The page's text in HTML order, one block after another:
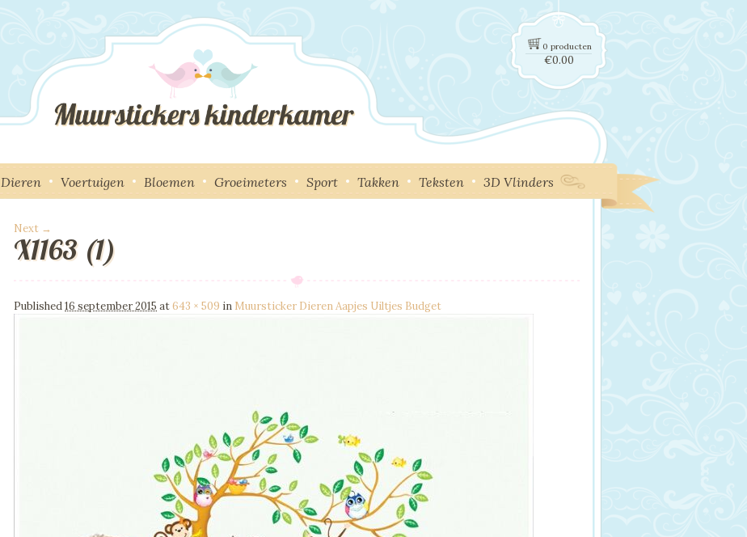
0 producten
€0.00
Dieren Voertuigen Bloemen Groeimeters Sport Takken Teksten 3D Vlinders
Image navigation
Next →
X1163 (1)
Published16 september 2015 at643 × 509 in Muursticker Dieren Aapjes Uiltjes Budget